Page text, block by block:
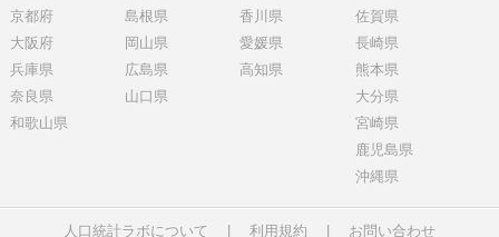
京都府
大阪府
兵庫県
奈良県
和歌山県
島根県
岡山県
広島県
山口県
香川県
愛媛県
高知県
佐賀県
長崎県
熊本県
大分県
宮崎県
鹿児島県
沖縄県
人口統計ラボについて 利用規約 お問い合わせ